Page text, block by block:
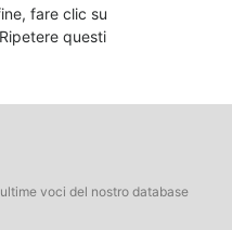
fare clic su
questi
voci del nostro database